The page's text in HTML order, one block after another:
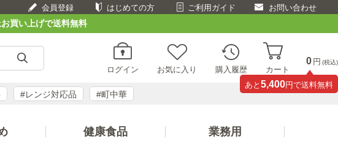
会員登録 はじめての方 ご利用ガイド お問い合わせ
買い上げで送料無料
ログイン お気に入り 購入履歴 カート
0 円 (税込)
あと 5,400円で送料無料
#レンジ対応品 #町中華
健康食品 業務用